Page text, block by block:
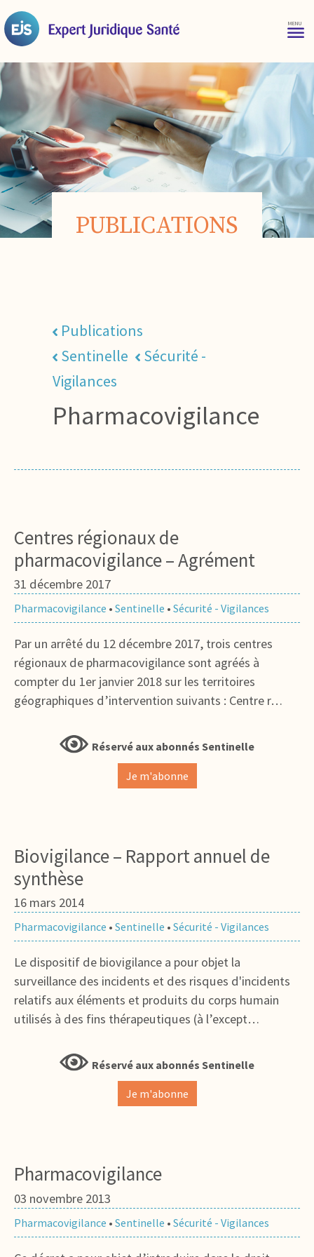
PUBLICATIONS
Publications
Sentinelle
Sécurité -
Vigilances
Pharmacovigilance
Centres régionaux de
pharmacovigilance – Agrément
31 décembre 2017
Pharmacovigilance • Sentinelle • Sécurité - Vigilances
Par un arrêté du 12 décembre 2017, trois centres
régionaux de pharmacovigilance sont agréés à
compter du 1er janvier 2018 sur les territoires
géographiques d’intervention suivants : Centre r…
Réservé aux abonnés Sentinelle
Je m'abonne
Biovigilance – Rapport annuel de
synthèse
16 mars 2014
Pharmacovigilance • Sentinelle • Sécurité - Vigilances
Le dispositif de biovigilance a pour objet la
surveillance des incidents et des risques d'incidents
relatifs aux éléments et produits du corps humain
utilisés à des fins thérapeutiques (à l’except…
Réservé aux abonnés Sentinelle
Je m'abonne
Pharmacovigilance
03 novembre 2013
Pharmacovigilance • Sentinelle • Sécurité - Vigilances